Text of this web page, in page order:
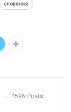
словения
4596 Posts